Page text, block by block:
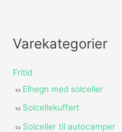
Varekategorier
Fritid
Elhegn med solceller
Solcellekuffert
Solceller til autocamper